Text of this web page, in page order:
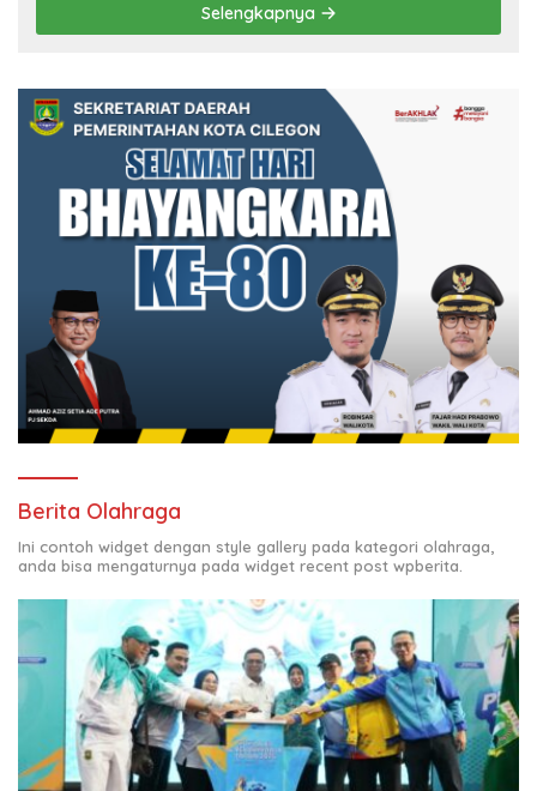
Selengkapnya
Berita Olahraga
Ini contoh widget dengan style gallery pada kategori olahraga,
anda bisa mengaturnya pada widget recent post wpberita.